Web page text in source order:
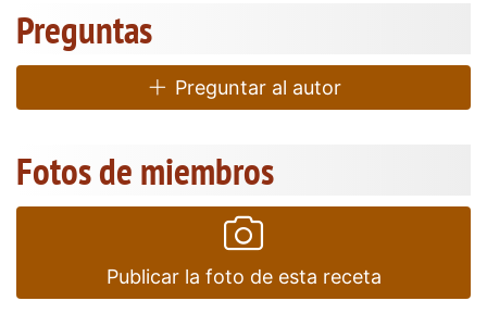
Preguntas
Preguntar al autor
Fotos de miembros
Publicar la foto de esta receta